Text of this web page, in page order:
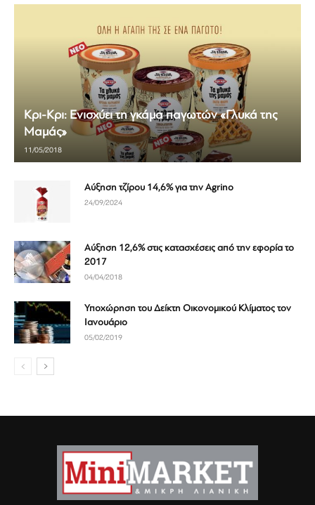
Κρι-Κρι: Ενισχύει τη γκάμα παγωτών «Γλυκά της
Μαμάς»
11/05/2018
Αύξηση τζίρου 14,6% για την Agrino
24/09/2024
Αύξηση 12,6% στις κατασχέσεις από την εφορία το
2017
04/04/2018
Υποχώρηση του Δείκτη Οικονομικού Κλίματος τον
Ιανουάριο
05/02/2019